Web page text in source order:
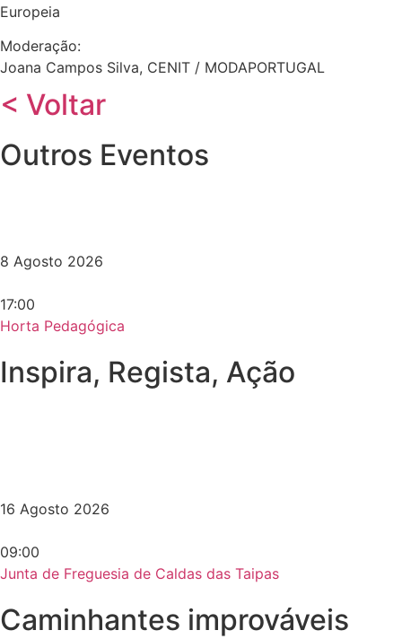
Europeia
Moderação:
Joana Campos Silva, CENIT / MODAPORTUGAL
< Voltar
Outros Eventos
8 Agosto 2026
17:00
Horta Pedagógica
Inspira, Regista, Ação
16 Agosto 2026
09:00
Junta de Freguesia de Caldas das Taipas
Caminhantes improváveis